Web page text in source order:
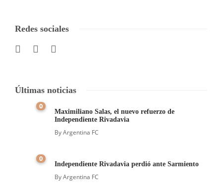
Redes sociales
Últimas noticias
0
Maximiliano Salas, el nuevo refuerzo de
Independiente Rivadavia
ByArgentina FC
0
Independiente Rivadavia perdió ante Sarmiento
ByArgentina FC